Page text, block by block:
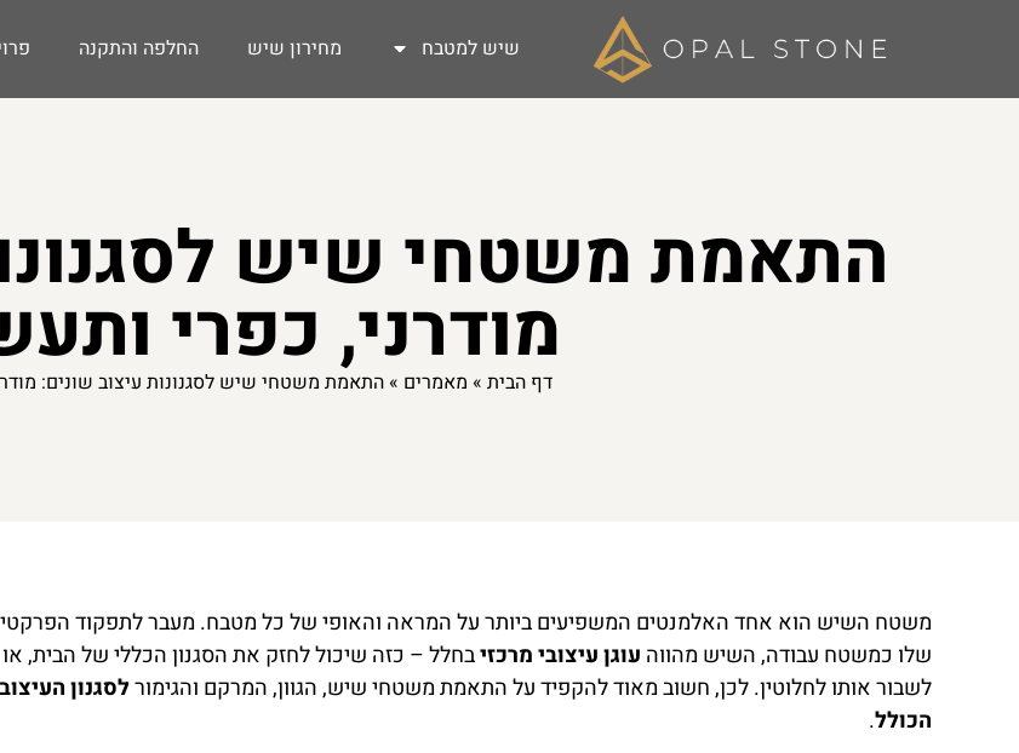
שיש למטבח מחירון שיש החלפה והתקנה
התאמת משטחי שיש
מודרני, כפרי
דף הבית » מאמרים »התאמת משטחי שיש לסגנונות עיצוב שונים:
משטח השיש הוא אחד האלמנטים המשפיעים ביותר על המראה והאופי של כל מטבח. מעבר לתפקוד הפרקטי
שלו כמשטח עבודה, השיש מהווה עוגן עיצובי מרכזיבחלל – כזה שיכול לחזק את הסגנון הכללי של הבית, או
לשבור אותו לחלוטין. לכן, חשוב מאוד להקפיד על התאמת משטחי שיש, הגוון, המרקם והגימורלסגנון
הכולל.